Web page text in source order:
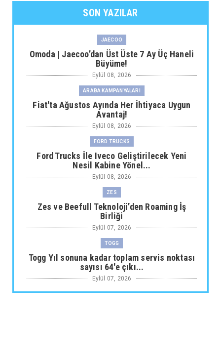
SON YAZILAR
JAECOO
Omoda | Jaecoo’dan Üst Üste 7 Ay Üç Haneli
Büyüme!
Eylül 08, 2026
ARABA KAMPANYALARI
Fiat'ta Ağustos Ayında Her İhtiyaca Uygun
Avantaj!
Eylül 08, 2026
FORD TRUCKS
Ford Trucks İle Iveco Geliştirilecek Yeni
Nesil Kabine Yönel...
Eylül 08, 2026
ZES
Zes ve Beefull Teknoloji’den Roaming İş
Birliği
Eylül 07, 2026
TOGG
Togg Yıl sonuna kadar toplam servis noktası
sayısı 64'e çıkı...
Eylül 07, 2026
ARABA KAMPANYALARI